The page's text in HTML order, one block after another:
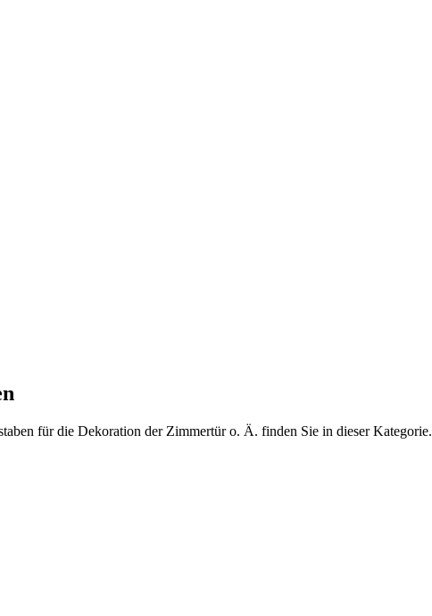
für die Dekoration der Zimmertür o. Ä. finden Sie in dieser Kategorie.